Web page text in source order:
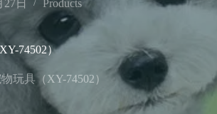
27日 Products
74502）
玩具（XY-74502）